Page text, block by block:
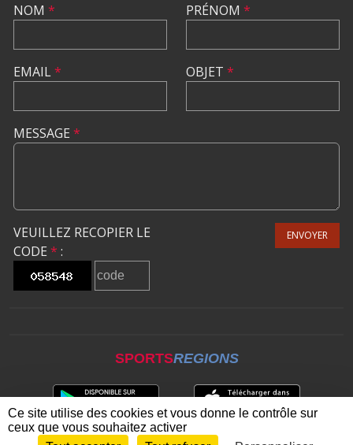
NOM *
EMAIL*
PRÉNOM *
OBJET *
MESSAGE *
VEUILLEZ RECOPIER LE
CODE * :
ENVOYER
SPORTSREGIONS
Ce site utilise des cookies et vous donne le contrôle sur
ceux que vous souhaitez activer